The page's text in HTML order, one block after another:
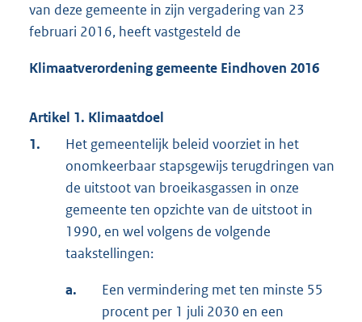
van deze gemeente in zijn vergadering van 23
februari 2016, heeft vastgesteld de
Klimaatverordeninggemeente Eindhoven 2016
Artikel 1. Klimaatdoel
1.
Het gemeentelijk beleid voorziet in het
onomkeerbaar stapsgewijs terugdringen van
de uitstoot van broeikasgassen in onze
gemeente ten opzichte van de uitstoot in
1990, en wel volgens de volgende
taakstellingen:
a.
Een vermindering met ten minste 55
procent per 1 juli 2030 en een